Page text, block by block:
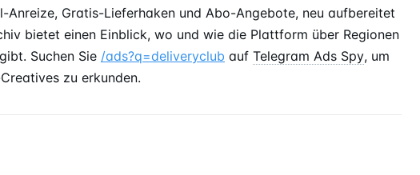
Gratis-Lieferhaken und Abo-Angebote, neu aufbereitet
bietet einen Einblick, wo und wie die Plattform über Regionen
Suchen Sie /ads?q=deliveryclub auf Telegram Ads Spy, um
zu erkunden.